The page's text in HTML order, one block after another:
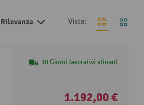
Rilevanza Vista:
10 Giorni lavorativi stimati
1.192,00 €